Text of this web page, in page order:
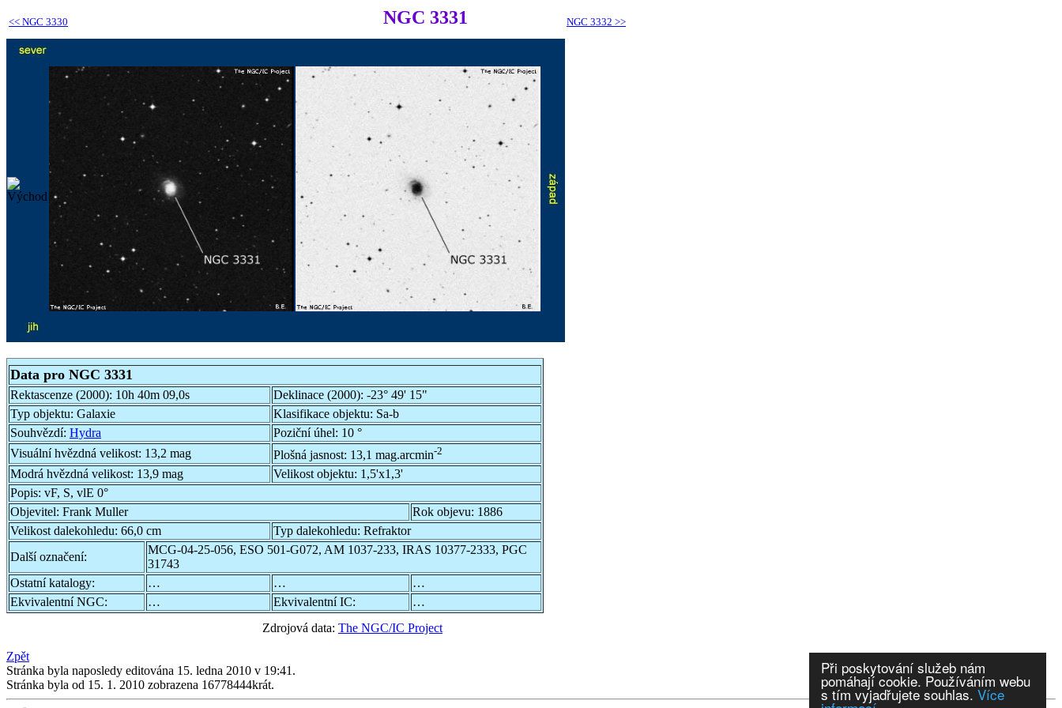
Při poskytování služeb nám
pomáhají cookie. Používáním webu
s tím vyjadřujete souhlas. Více
<< NGC 3330 NGC 3331 NGC 3332 >>
Data pro NGC 3331
Rektascenze (2000): 10h 40m 09,0s Deklinace (2000): -23° 49' 15"
Typ objektu: Galaxie Klasifikace objektu: Sa-b
Souhvězdí: Hydra Poziční úhel: 10 °
Visuální hvězdná velikost: 13,2 mag Plošná jasnost: 13,1 mag.arcmin-2
Modrá hvězdná velikost: 13,9 mag Velikost objektu: 1,5'x1,3'
Popis: vF, S, vlE 0°
Objevitel: Frank Muller Rok objevu: 1886
Velikost dalekohledu: 66,0 cm Typ dalekohledu: Refraktor
Další označení:
MCG-04-25-056, ESO 501-G072, AM 1037-233, IRAS 10377-2333, PGC
31743
Ostatní katalogy:
… …
…
Ekvivalentní NGC:
… Ekvivalentní IC:
…
Zdrojová data: The NGC/IC Project
Zpět
Stránka byla naposledy editována 15. ledna 2010 v 19:41.
Stránka byla od 15. 1. 2010 zobrazena 16778444krát.